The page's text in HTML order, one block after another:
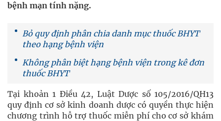
bệnh mạn tính nặng.
Bỏ quy định phân chia danh mục thuốc BHYT
theo hạng bệnh viện
Không phân biệt hạng bệnh viện trong kê đơn
thuốc BHYT
Tại khoản 1 Điều 42, Luật Dược số 105/2016/QH13
quy định cơ sở kinh doanh dược có quyền thực hiện
chương trình hỗ trợ thuốc miễn phí cho cơ sở khám